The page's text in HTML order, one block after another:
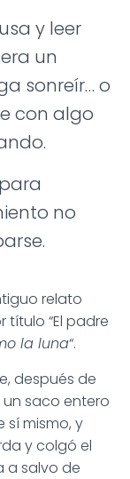
y leer
un
sonreír… o
con algo
no
relato
“El padre
la luna“.
después de
saco entero
sí mismo, y
y colgó el
a salvo de